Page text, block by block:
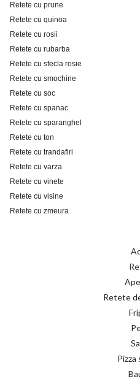
Retete cu prune
Retete cu quinoa
Retete cu rosii
Retete cu rubarba
Retete cu sfecla rosie
Retete cu smochine
Retete cu soc
Retete cu spanac
Retete cu sparanghel
Retete cu ton
Retete cu trandafiri
Retete cu varza
Retete cu vinete
Retete cu visine
Retete cu zmeura
Retete
Pizza